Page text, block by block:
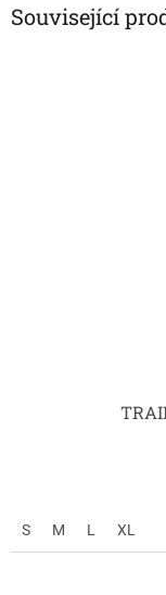
Související
S M L XL